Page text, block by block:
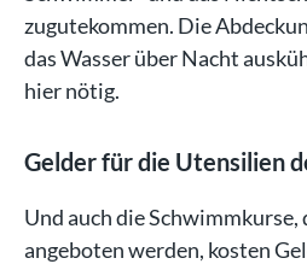
zugutekommen. Die
das Wasser über Nacht
hier nötig.
Gelder für die Utensilien
Und auch die Schwimmkurse,
angeboten werden, kosten